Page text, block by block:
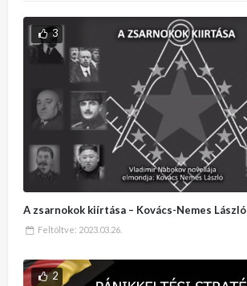
3
A zsarnokok kiírtása – Kovács-Nemes László
Feltöltve: 2023.03.26.
2